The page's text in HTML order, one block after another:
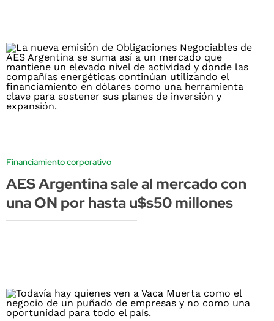
Financiamiento corporativo
AES Argentina sale al mercado con
una ON por hasta u$s50 millones